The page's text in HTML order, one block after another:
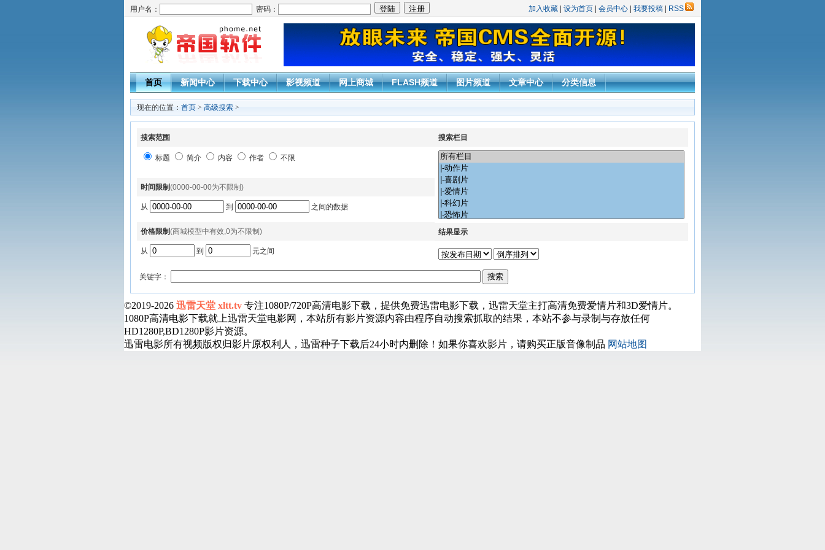
用户名： 密码： 加入收藏 设为首页 会员中心 我要投稿 RSS
首页 新闻中心 下载中心 影视频道 网上商城 FLASH频道 图片频道 文章中心 分类信息
现在的位置： 首页 > 高级搜索 >
搜索范围 搜索栏目
标题 简介 内容 作者 不限
时间限制(0000-00-00为不限制)
从 到 之间的数据
价格限制(商城模型中有效,0为不限制)
从 到 元之间
结果显示
关键字：
©2019-2026 迅雷天堂 xltt.tv 专注1080P/720P高清电影下载，提供免费迅雷电影下载，迅雷天堂主打高清免费爱情片和3D爱情片。
1080P高清电影下载就上迅雷天堂电影网，本站所有影片资源内容由程序自动搜索抓取的结果，本站不参与录制与存放任何
HD1280P,BD1280P影片资源。
迅雷电影所有视频版权归影片原权利人，迅雷种子下载后24小时内删除！如果你喜欢影片，请购买正版音像制品 网站地图